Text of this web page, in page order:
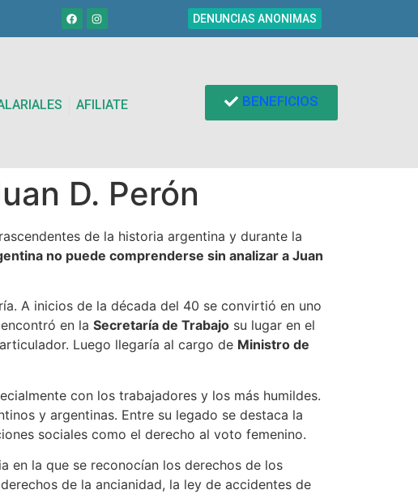
DENUNCIAS ANONIMAS
AFILIATE BENEFICIOS
D. Perón
de la historia argentina y durante la
no puede comprenderse sin analizar a Juan
A inicios de la década del 40 se convirtió en uno
encontró en la Secretaría de Trabajo su lugar en el
Luego llegaría al cargo de Ministro de
con los trabajadores y los más humildes.
y argentinas. Entre su legado se destaca la
sociales como el derecho al voto femenino.
en la que se reconocían los derechos de los
de la ancianidad, la ley de accidentes de